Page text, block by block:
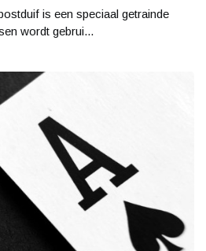
is een speciaal getrainde
wordt gebrui...